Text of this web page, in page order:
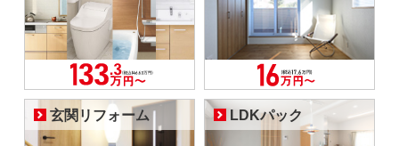
玄関リフォーム LDKパック